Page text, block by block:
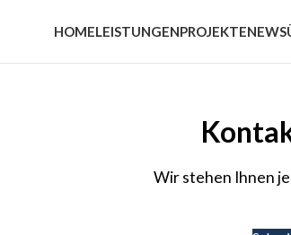
HOMELEISTUNGENPROJEKTENEWS
Wir stehen Ihnen